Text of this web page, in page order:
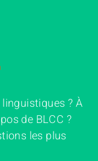
? À
de BLCC ?
les plus